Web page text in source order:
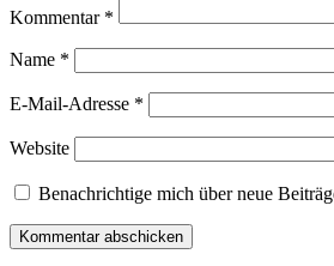
Kommentar *
Name *
E-Mail-Adresse *
Website
Benachrichtige mich über neue